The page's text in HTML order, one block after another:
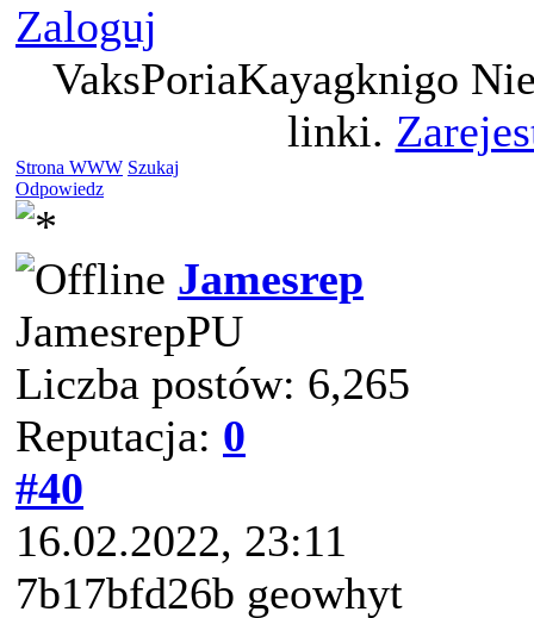
Zaloguj
VaksPoriaKayagknigo
linki.
Strona WWW Szukaj
Odpowiedz
Jamesrep
JamesrepPU
Liczba postów: 6,265
Reputacja: 0
#40
16.02.2022, 23:11
7b17bfd26b geowhyt